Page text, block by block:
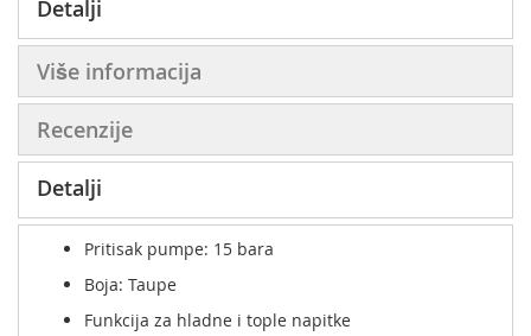
Detalji
Više informacija
Recenzije
Detalji
Pritisak pumpe: 15 bara
Boja: Taupe
Funkcija za hladne i tople napitke